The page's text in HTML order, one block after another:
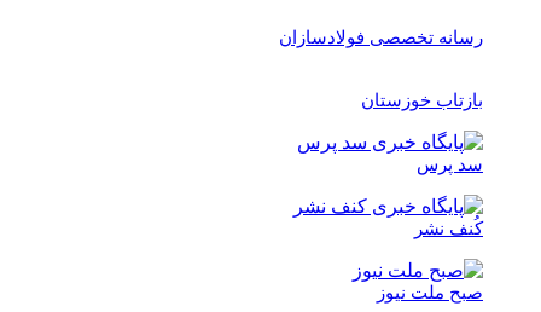
رسانه تخصصی فولادسازان
بازتاب خوزستان
سد پرس
کُنف نشر
صبح ملت نیوز